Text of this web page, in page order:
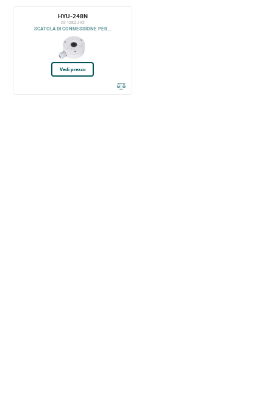
HYU-248N
DS-1280ZJ-XS
SCATOLA DI CONNESSIONE PER...
Vedi prezzo